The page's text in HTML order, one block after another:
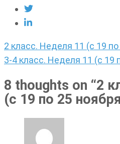
Навигация
по
2 класс. Неделя 11 (с 19
3-4 класс. Неделя 11 (с 19
8 thoughts on “2
(с 19 по 25